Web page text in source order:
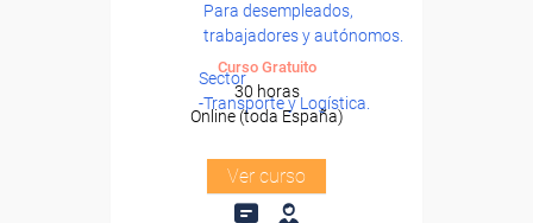
Para desempleados,
trabajadores y autónomos.
Sector
-Transporte y Logística.
Curso Gratuito
30 horas
Online (toda España)
Ver curso